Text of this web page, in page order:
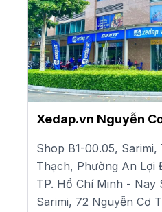
Xedap.vn Nguyễn
Shop B1-00.05, Sarimi,
Thạch, Phường An Lợi
TP. Hồ Chí Minh - Nay
Sarimi, 72 Nguyễn Cơ